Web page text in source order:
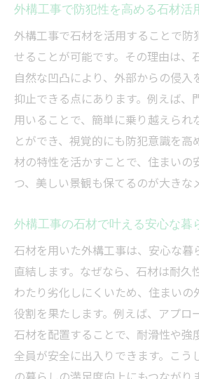
外構工事で防犯性を高める石材活
外構工事で石材を活用することで防
せることが可能です。その理由は、
自然な凹凸により、外部からの侵入
抑止できる点にあります。例えば、
用いることで、簡単に乗り越えられ
とができ、視覚的にも防犯意識を高
材の特性を活かすことで、住まいの
つ、美しい景観も保てるのが大きな
外構工事の石材で叶える安心な暮
石材を用いた外構工事は、安心な暮
直結します。なぜなら、石材は耐久
わたり劣化しにくいため、住まいの
役割を果たします。例えば、アプロ
石材を配置することで、耐滑性や強
全員が安全に出入りできます。こう